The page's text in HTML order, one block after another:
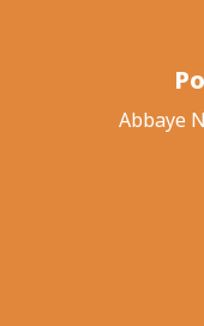
Abbaye